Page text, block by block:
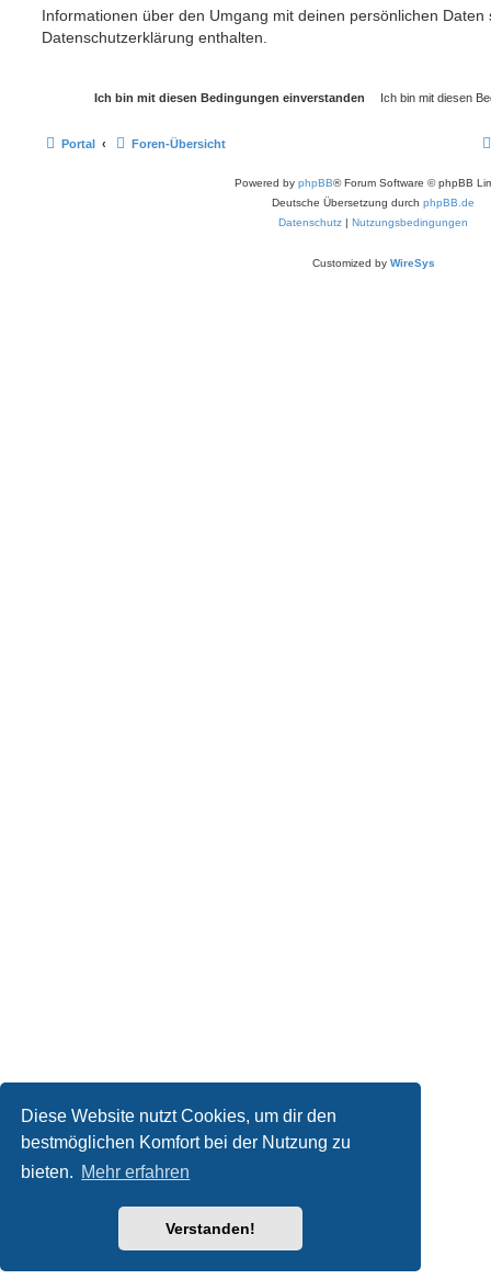
Diese Website nutzt Cookies, um dir den
bestmöglichen Komfort bei der Nutzung zu
bieten. Mehr erfahren
Verstanden!
Informationen über den Umgang mit deinen persönlichen Daten
Datenschutzerklärung enthalten.
Portal Foren-Übersicht
Powered by phpBB® Forum Software © phpBB
Deutsche Übersetzung durch phpBB.de
Datenschutz | Nutzungsbedingungen
Customized by WireSys